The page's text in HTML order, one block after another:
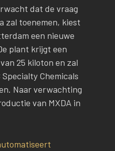
dat de vraag
zal toenemen, kiest
een nieuwe
plant krijgt een
25 kiloton en zal
Specialty Chemicals
Naar verwachting
van MXDA in